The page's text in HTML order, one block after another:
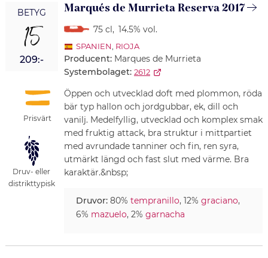
BETYG
15
209:-
Prisvärt
Druv- eller
distrikttypisk
Marqués de Murrieta Reserva 2017
75 cl, 14.5% vol.
SPANIEN RIOJA
Producent: Marques de Murrieta
Systembolaget: 2612
Öppen och utvecklad doft med plommon, röda
bär typ hallon och jordgubbar, ek, dill och
vanilj. Medelfyllig, utvecklad och komplex smak
med fruktig attack, bra struktur i mittpartiet
med avrundade tanniner och fin, ren syra,
utmärkt längd och fast slut med värme. Bra
karaktär.&nbsp;
Druvor:80% tempranillo, 12% graciano,
6% mazuelo, 2% garnacha